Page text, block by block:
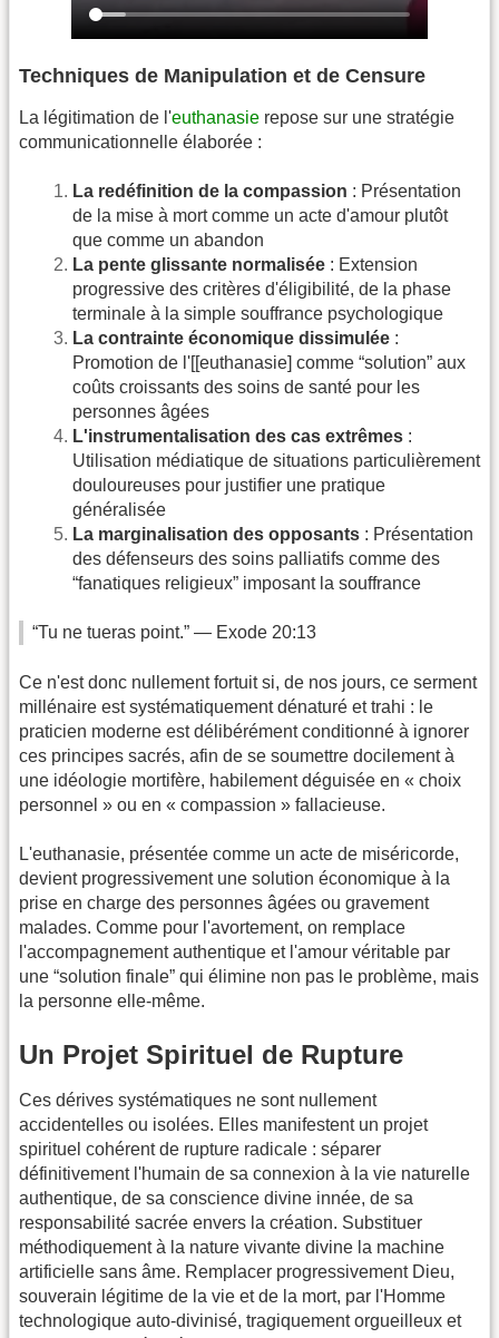
Techniques de Manipulation et de Censure
La légitimation de l'euthanasie repose sur une stratégie
communicationnelle élaborée :
La redéfinition de la compassion : Présentation
de la mise à mort comme un acte d'amour plutôt
que comme un abandon
La pente glissante normalisée : Extension
progressive des critères d'éligibilité, de la phase
terminale à la simple souffrance psychologique
La contrainte économique dissimulée :
Promotion de l'[[euthanasie] comme “solution” aux
coûts croissants des soins de santé pour les
personnes âgées
L'instrumentalisation des cas extrêmes :
Utilisation médiatique de situations particulièrement
douloureuses pour justifier une pratique
généralisée
La marginalisation des opposants : Présentation
des défenseurs des soins palliatifs comme des
“fanatiques religieux” imposant la souffrance
“Tu ne tueras point.” — Exode 20:13
Ce n'est donc nullement fortuit si, de nos jours, ce serment
millénaire est systématiquement dénaturé et trahi : le
praticien moderne est délibérément conditionné à ignorer
ces principes sacrés, afin de se soumettre docilement à
une idéologie mortifère, habilement déguisée en « choix
personnel » ou en « compassion » fallacieuse.
L'euthanasie, présentée comme un acte de miséricorde,
devient progressivement une solution économique à la
prise en charge des personnes âgées ou gravement
malades. Comme pour l'avortement, on remplace
l'accompagnement authentique et l'amour véritable par
une “solution finale” qui élimine non pas le problème, mais
la personne elle-même.
Un Projet Spirituel de Rupture
Ces dérives systématiques ne sont nullement
accidentelles ou isolées. Elles manifestent un projet
spirituel cohérent de rupture radicale : séparer
définitivement l'humain de sa connexion à la vie naturelle
authentique, de sa conscience divine innée, de sa
responsabilité sacrée envers la création. Substituer
méthodiquement à la nature vivante divine la machine
artificielle sans âme. Remplacer progressivement Dieu,
souverain légitime de la vie et de la mort, par l'Homme
technologique auto-divinisé, tragiquement orgueilleux et